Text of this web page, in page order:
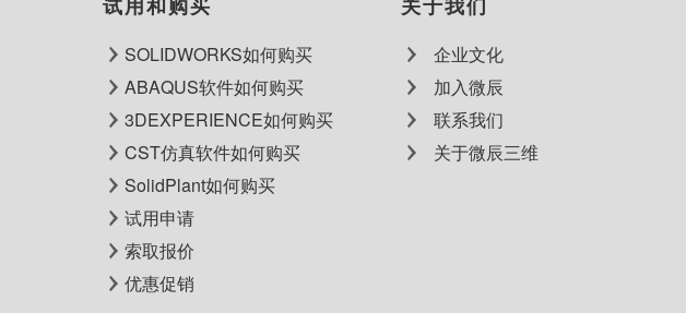
SOLIDWORKS如何购买
ABAQUS软件如何购买
3DEXPERIENCE如何购买
CST仿真软件如何购买
SolidPlant如何购买
试用申请
索取报价
优惠促销
企业文化
加入微辰
联系我们
关于微辰三维